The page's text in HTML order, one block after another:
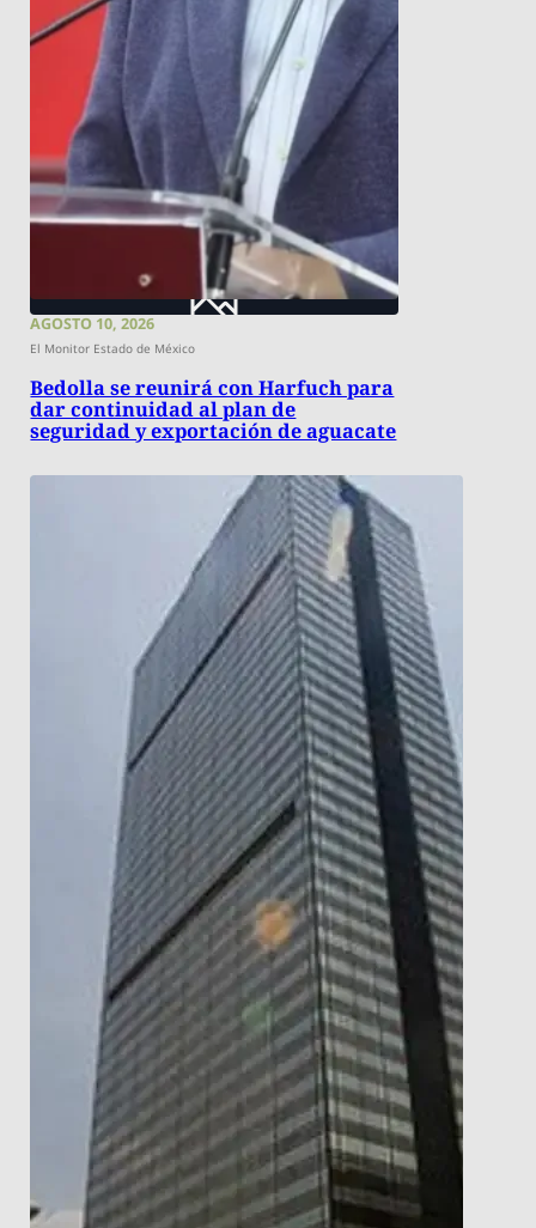
AGOSTO 10, 2026
El Monitor Estado de México
Bedolla se reunirá con Harfuch para
dar continuidad al plan de
seguridad y exportación de aguacate